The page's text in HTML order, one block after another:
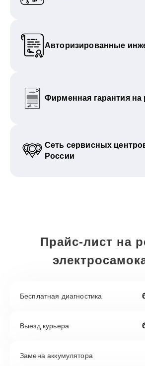
Авторизированные
Фирменная гарантия на
Сеть сервисных
России
Прайс-лист на
Бесплатная диагностика
Выезд курьера
Замена аккумулятора